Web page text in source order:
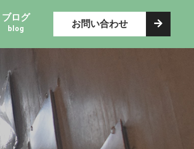
ブログ
blog お問い合わせ